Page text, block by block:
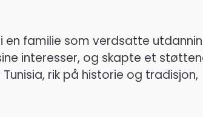
en familie som verdsatte
interesser, og skapte et
rik på historie og tradisjon,